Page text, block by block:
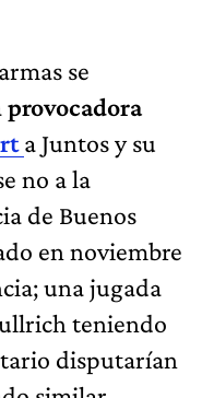
se
provocadora
a Juntos y su
no a la
de Buenos
en noviembre
una jugada
teniendo
disputarían